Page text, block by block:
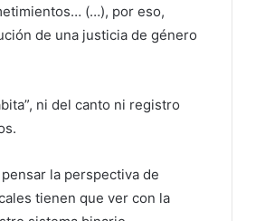
(…), por eso,
de una justicia de género
ni del canto ni registro
la perspectiva de
tienen que ver con la